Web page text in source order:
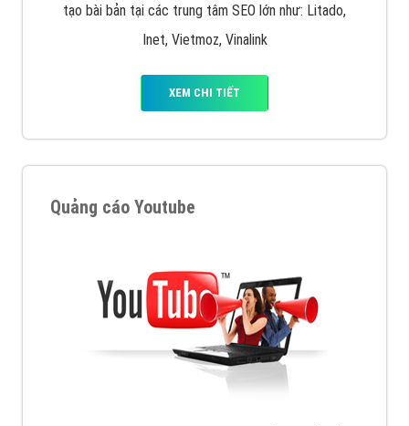
tạo bài bản tại các trung tâm SEO lớn như: Litado,
Inet, Vietmoz, Vinalink
XEM CHI TIẾT
Quảng cáo Youtube